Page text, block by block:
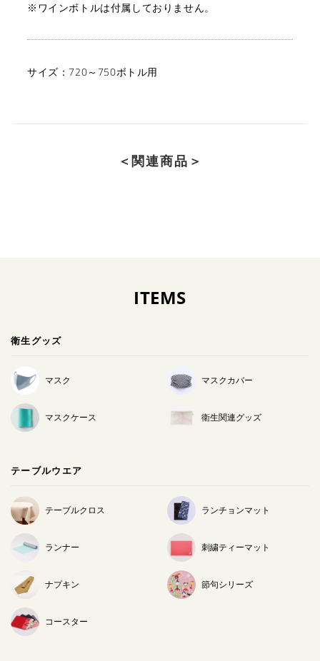
※ワインボトルは付属しておりません。
サイズ：720～750ボトル用
＜関連商品＞
ITEMS
衛生グッズ
マスク マスクカバー
マスクケース 衛生関連グッズ
テーブルウエア
テーブルクロス ランチョンマット
ランナー 刺繍ティーマット
ナプキン 節句シリーズ
コースター